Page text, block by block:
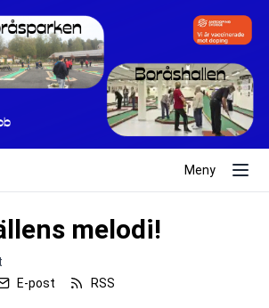
Meny
melodi!
E-post RSS